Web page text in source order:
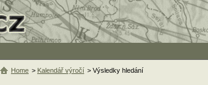
Home > Kalendář výročí > Výsledky hledání